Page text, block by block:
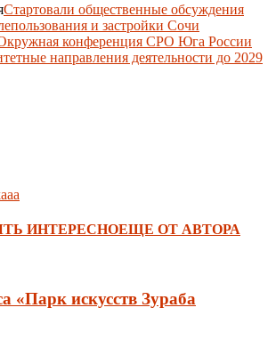
Стартовали общественные обсуждения
и застройки Сочи
конференция СРО Юга России
направления деятельности до 2029
ИНТЕРЕСНОЕЩЕ ОТ АВТОРА
«Парк искусств Зураба